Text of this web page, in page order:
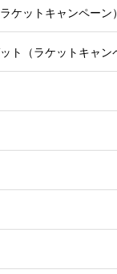
ケットキャンペーン）
ト（ラケットキャン